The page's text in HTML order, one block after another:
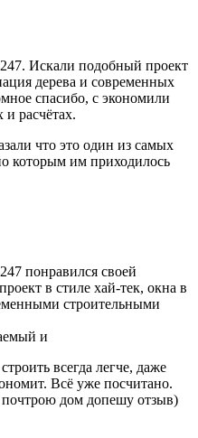
Искали подобный проект
дерева и современных
спасибо, с экономили
и расчётах.
что это один из самых
которым им приходилось
понравился своей
в стиле хай-тек, окна в
строительными
и
всегда легче, даже
Всё уже посчитано.
дом допешу отзыв)